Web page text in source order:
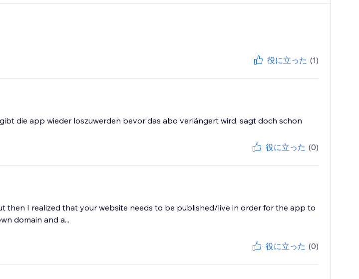
役に立った (1)
die app wieder loszuwerden bevor das abo verlängert wird, sagt doch schon
役に立った (0)
then I realized that your website needs to be published/live in order for the app to
domain and a...
役に立った (0)